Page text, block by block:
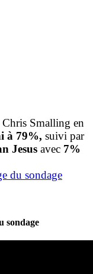
Smalling en
à 79%, suivi par
Jesus avec 7%
du sondage
sondage